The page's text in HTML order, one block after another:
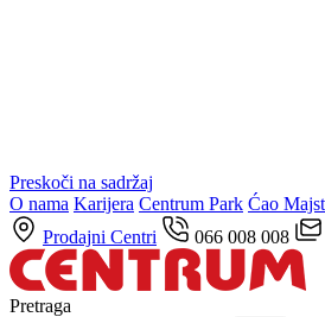
Preskoči na sadržaj
O nama Karijera Centrum Park Ćao
Prodajni Centri
066 008 008
Pretraga